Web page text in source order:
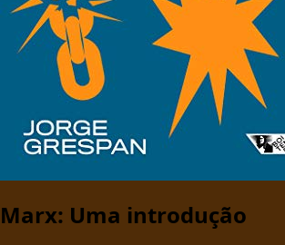
Marx: Uma introdução